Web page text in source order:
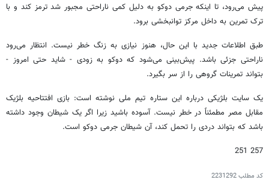
پیش می‌رود، تا اینکه جرمی دوکو به دلیل کمی ناراحتی مجبور شد ترمز کند و با
ترک تمرین به داخل مرکز توانبخشی برود.
طبق اطلاعات جدید با این حال، هنوز نیازی به زنگ خطر نیست. انتظار می‌رود
ناراحتی جزئی باشد. پیش‌بینی می‌شود که دوکو به زودی - شاید حتی امروز -
بتواند تمرینات گروهی را از سر بگیرد.
یک سایت بلژیکی درباره این ستاره تیم ملی نوشته است: بازی افتتاحیه بلژیک
مقابل مصر مطمئناً در خطر نیست. آسوده باشید زیرا اگر یک شیطان وجود داشته
باشد که بتواند دردی را تحمل کند، آن شیطان جرمی دوکو است.
257 251
کد مطلب2231292